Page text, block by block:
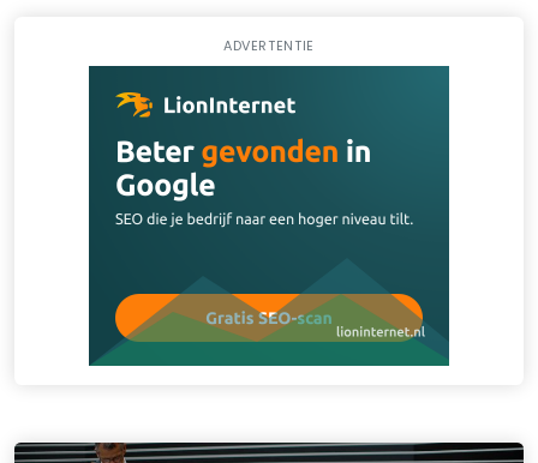
ADVERTENTIE